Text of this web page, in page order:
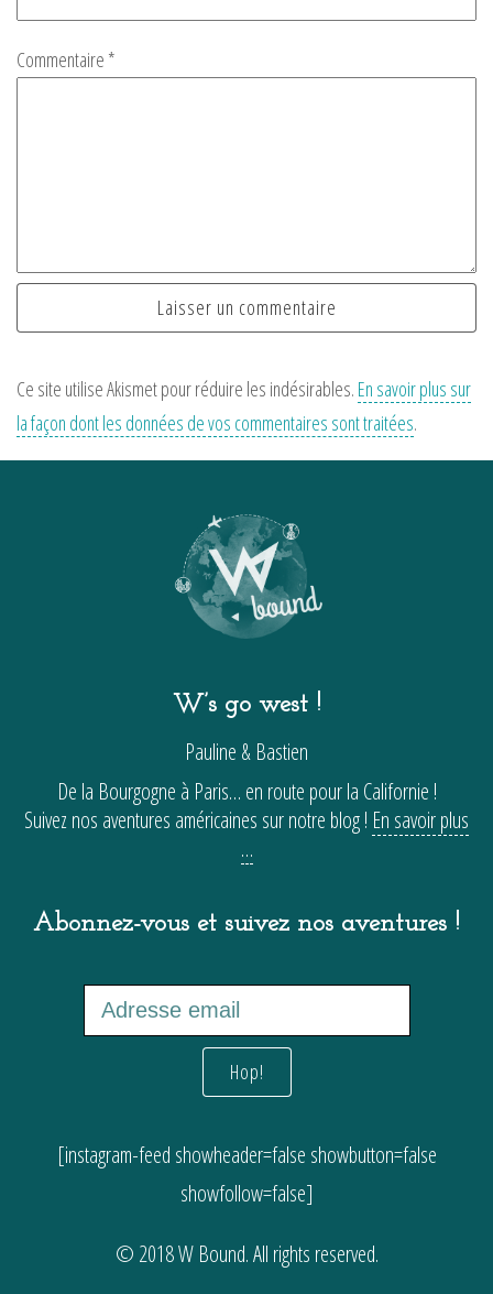
Commentaire *
Ce site utilise Akismet pour réduire les indésirables. En savoir plus sur
la façon dont les données de vos commentaires sont traitées.
W’s go west !
Pauline & Bastien
De la Bourgogne à Paris… en route pour la Californie !
Suivez nos aventures américaines sur notre blog ! En savoir plus
…
Abonnez-vous et suivez nos aventures !
[instagram-feed showheader=false showbutton=false
showfollow=false]
© 2018 W Bound. All rights reserved.